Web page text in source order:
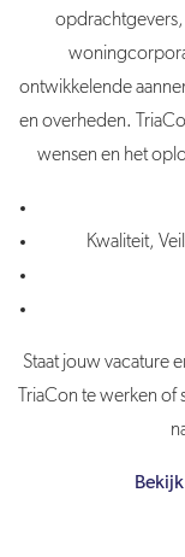
opdrachtgevers,
ontwikkelende
en overheden.
wensen en het
Kwaliteit,
Staat jouw vacature
TriaCon te werken